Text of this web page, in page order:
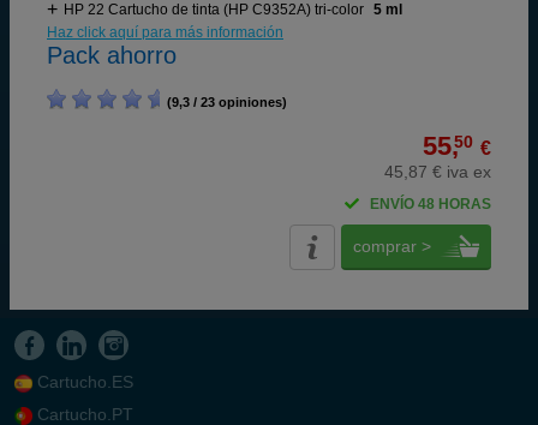
HP 22 Cartucho de tinta (HP C9352A) tri-color 5 ml
Haz click aquí para más información
Pack ahorro
(9,3 / 23 opiniones)
55,50 €
45,87 € iva ex
ENVÍO 48 HORAS
comprar >
Cartucho.ES
Cartucho.PT